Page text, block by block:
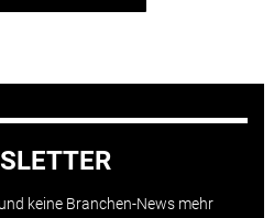
keine Branchen-News mehr